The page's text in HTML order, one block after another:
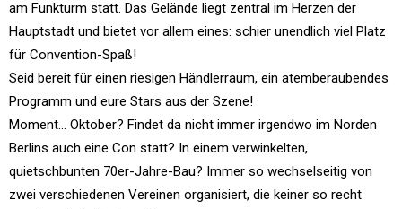
am Funkturm statt. Das Gelände liegt zentral im Herzen der
Hauptstadt und bietet vor allem eines: schier unendlich viel Platz
für Convention-Spaß!
Seid bereit für einen riesigen Händlerraum, ein atemberaubendes
Programm und eure Stars aus der Szene!
Moment... Oktober? Findet da nicht immer irgendwo im Norden
Berlins auch eine Con statt? In einem verwinkelten,
quietschbunten 70er-Jahre-Bau? Immer so wechselseitig von
zwei verschiedenen Vereinen organisiert, die keiner so recht